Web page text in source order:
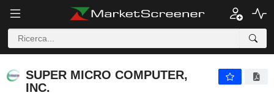
SUPER MICRO COMPUTER,
INC.